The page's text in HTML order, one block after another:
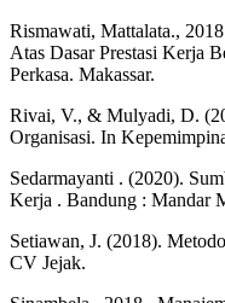
Rismawati, Mattalata.,
Atas Dasar Prestasi Kerja
Perkasa. Makassar.
Rivai, V., & Mulyadi, D.
Organisasi. In
Sedarmayanti . (2020).
Kerja . Bandung : Mandar
Setiawan, J. (2018).
CV Jejak.